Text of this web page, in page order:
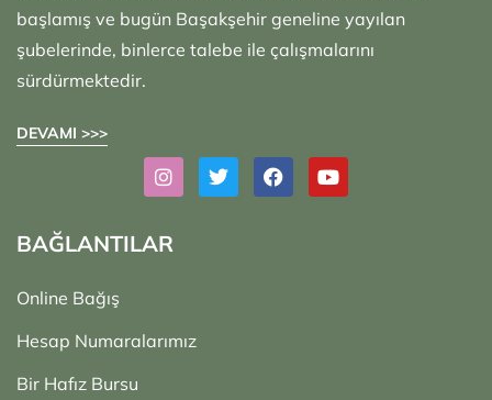
başlamış ve bugün Başakşehir geneline yayılan
şubelerinde, binlerce talebe ile çalışmalarını
sürdürmektedir.
DEVAMI >>>
BAĞLANTILAR
Online Bağış
Hesap Numaralarımız
Bir Hafız Bursu